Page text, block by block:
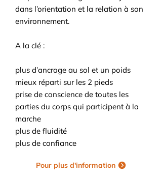
dans l’orientation et la relation à son
environnement.
A la clé :
plus d’ancrage au sol et un poids
mieux réparti sur les 2 pieds
prise de conscience de toutes les
parties du corps qui participent à la
marche
plus de fluidité
plus de confiance
Pour plus d'information